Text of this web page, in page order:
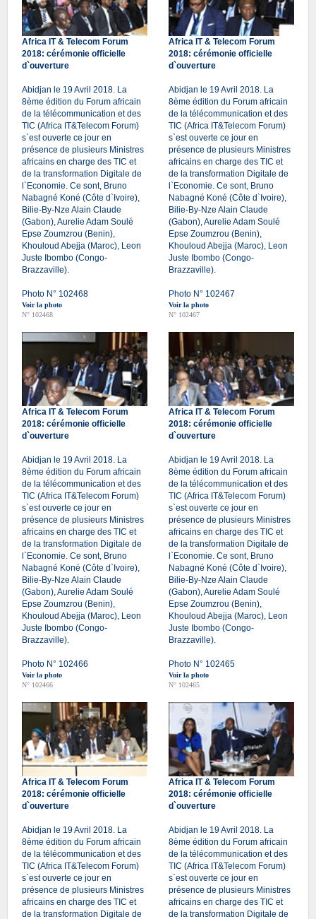
Africa IT & Telecom Forum
2018: cérémonie officielle
d`ouverture
Abidjan le 19 Avril 2018. La
8ème édition du Forum africain
de la télécommunication et des
TIC (Africa IT&Telecom Forum)
s`est ouverte ce jour en
présence de plusieurs Ministres
africains en charge des TIC et
de la transformation Digitale de
l`Economie. Ce sont, Bruno
Nabagné Koné (Côte d`Ivoire),
Bilie-By-Nze Alain Claude
(Gabon), Aurelie Adam Soulé
Epse Zoumzrou (Benin),
Khouloud Abejja (Maroc), Leon
Juste Ibombo (Congo-
Brazzaville).
Photo N° 102468
Voir la photo
N° 102468
Africa IT & Telecom Forum
2018: cérémonie officielle
d`ouverture
Abidjan le 19 Avril 2018. La
8ème édition du Forum africain
de la télécommunication et des
TIC (Africa IT&Telecom Forum)
s`est ouverte ce jour en
présence de plusieurs Ministres
africains en charge des TIC et
de la transformation Digitale de
l`Economie. Ce sont, Bruno
Nabagné Koné (Côte d`Ivoire),
Bilie-By-Nze Alain Claude
(Gabon), Aurelie Adam Soulé
Epse Zoumzrou (Benin),
Khouloud Abejja (Maroc), Leon
Juste Ibombo (Congo-
Brazzaville).
Photo N° 102467
Voir la photo
N° 102467
Africa IT & Telecom Forum
2018: cérémonie officielle
d`ouverture
Abidjan le 19 Avril 2018. La
8ème édition du Forum africain
de la télécommunication et des
TIC (Africa IT&Telecom Forum)
s`est ouverte ce jour en
présence de plusieurs Ministres
africains en charge des TIC et
de la transformation Digitale de
l`Economie. Ce sont, Bruno
Nabagné Koné (Côte d`Ivoire),
Bilie-By-Nze Alain Claude
(Gabon), Aurelie Adam Soulé
Epse Zoumzrou (Benin),
Khouloud Abejja (Maroc), Leon
Juste Ibombo (Congo-
Brazzaville).
Photo N° 102466
Voir la photo
N° 102466
Africa IT & Telecom Forum
2018: cérémonie officielle
d`ouverture
Abidjan le 19 Avril 2018. La
8ème édition du Forum africain
de la télécommunication et des
TIC (Africa IT&Telecom Forum)
s`est ouverte ce jour en
présence de plusieurs Ministres
africains en charge des TIC et
de la transformation Digitale de
l`Economie. Ce sont, Bruno
Nabagné Koné (Côte d`Ivoire),
Bilie-By-Nze Alain Claude
(Gabon), Aurelie Adam Soulé
Epse Zoumzrou (Benin),
Khouloud Abejja (Maroc), Leon
Juste Ibombo (Congo-
Brazzaville).
Photo N° 102465
Voir la photo
N° 102465
Africa IT & Telecom Forum
2018: cérémonie officielle
d`ouverture
Abidjan le 19 Avril 2018. La
8ème édition du Forum africain
de la télécommunication et des
TIC (Africa IT&Telecom Forum)
s`est ouverte ce jour en
présence de plusieurs Ministres
africains en charge des TIC et
de la transformation Digitale de
Africa IT & Telecom Forum
2018: cérémonie officielle
d`ouverture
Abidjan le 19 Avril 2018. La
8ème édition du Forum africain
de la télécommunication et des
TIC (Africa IT&Telecom Forum)
s`est ouverte ce jour en
présence de plusieurs Ministres
africains en charge des TIC et
de la transformation Digitale de